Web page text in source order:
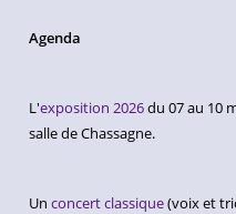
Agenda
L'exposition 2026du 07 au 10
salle de Chassagne.
Un concert classique(voix et